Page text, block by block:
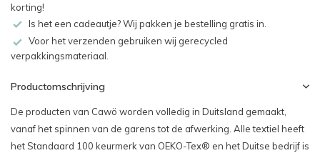
korting!
Is het een cadeautje? Wij pakken je bestelling gratis in.
Voor het verzenden gebruiken wij gerecycled
verpakkingsmateriaal.
Productomschrijving
De producten van Cawö worden volledig in Duitsland gemaakt,
vanaf het spinnen van de garens tot de afwerking. Alle textiel heeft
het Standaard 100 keurmerk van OEKO-Tex® en het Duitse bedrijf is